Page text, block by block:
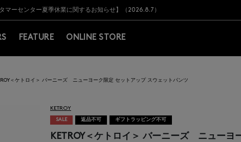
様は11,000円（税込）以上のお買上げで常時送料無料！お買い物の際は会員登録を！
伴う出荷一時停止のお知らせ】(2026.8.7)
マーセンター夏季休業に関するお知らせ】（2026.8.7）
品・交換承り一時停止のお知らせ】（2026.8.5）
した地震の影響によるお荷物のお届けについて
】SUMMER SALEのご案内・ご注意事項
様は11,000円（税込）以上のお買上げで常時送料無料！お買い物の際は会員登録を！
伴う出荷一時停止のお知らせ】(2026.8.7)
FEATURE ONLINE STORE
＜ケトロイ＞ バーニーズ ニューヨーク限定 セットアップ スウェットパンツ
KETROY
SALE
返品不可 ギフトラッピング不可
KETROY＜ケトロイ＞ バーニーズ ニューヨ